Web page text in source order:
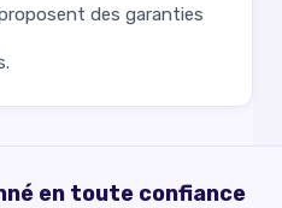
des garanties
en toute confiance